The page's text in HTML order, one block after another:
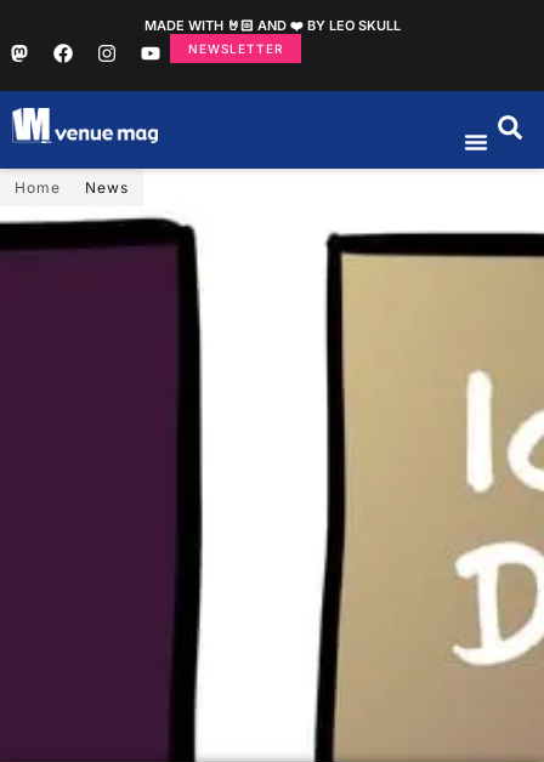
MADE WITH 🤘🏻 AND ❤️ BY LEO SKULL
NEWSLETTER
Home News